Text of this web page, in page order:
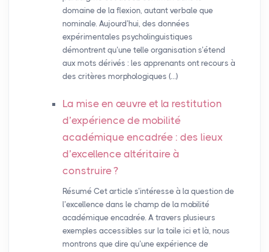
domaine de la flexion, autant verbale que
nominale. Aujourd’hui, des données
expérimentales psycholinguistiques
démontrent qu’une telle organisation s’étend
aux mots dérivés : les apprenants ont recours à
des critères morphologiques (…)
La mise en œuvre et la restitution
d’expérience de mobilité
académique encadrée : des lieux
d’excellence altéritaire à
construire?
Résumé Cet article s’intéresse à la question de
l’excellence dans le champ de la mobilité
académique encadrée. A travers plusieurs
exemples accessibles sur la toile ici et là, nous
montrons que dire qu’une expérience de